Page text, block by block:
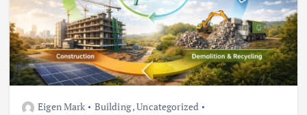
Eigen Mark Building,Uncategorized